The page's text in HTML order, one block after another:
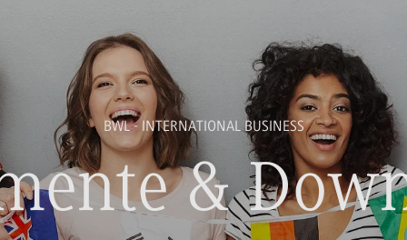
BWL - INTERNATIONAL BUSINESS
&